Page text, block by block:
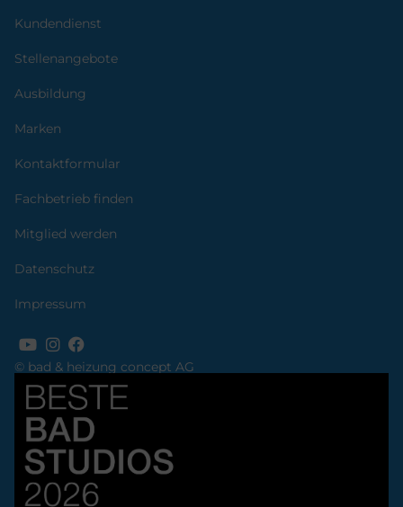
© bad & heizung concept AG
Kundendienst
Stellenangebote
Ausbildung
Marken
Kontaktformular
Fachbetrieb finden
Mitglied werden
Datenschutz
Impressum